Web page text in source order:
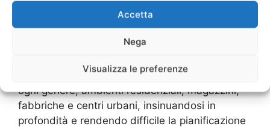
Accetta
Nega
Visualizza le preferenze
Cecchignolae dettagli
Ratti e topi infestano abitualmente strutture di
ogni genere, ambienti residenziali, magazzini,
fabbriche e centri urbani, insinuandosi in
profondità e rendendo difficile la pianificazione